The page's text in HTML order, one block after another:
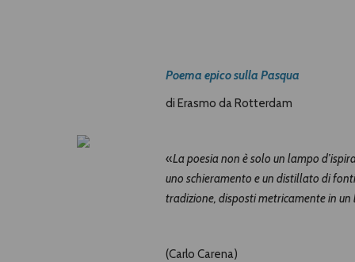
Poema epico sulla Pasqua
di Erasmo da Rotterdam
«La poesia non è solo un lampo
uno schieramento e un distillato di
tradizione, disposti metricamente in
(Carlo Carena)